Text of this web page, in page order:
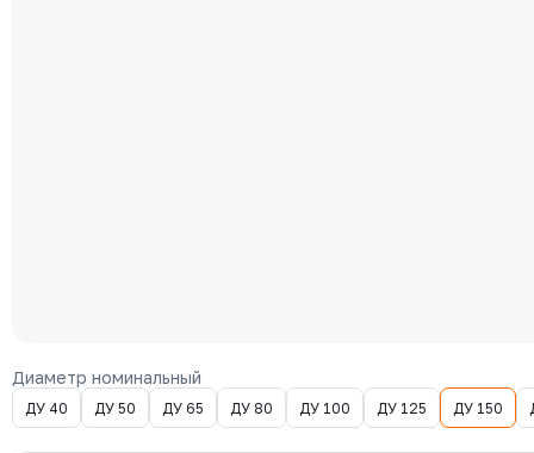
Диаметр номинальный
ДУ 40 ДУ 50 ДУ 65 ДУ 80 ДУ 100 ДУ 125 ДУ 150